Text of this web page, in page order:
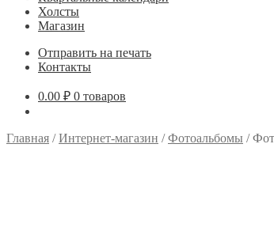
Холсты
Магазин
Отправить на печать
Контакты
0.00 ₽ 0 товаров
Главная /Интернет-магазин /Фотоальбомы /